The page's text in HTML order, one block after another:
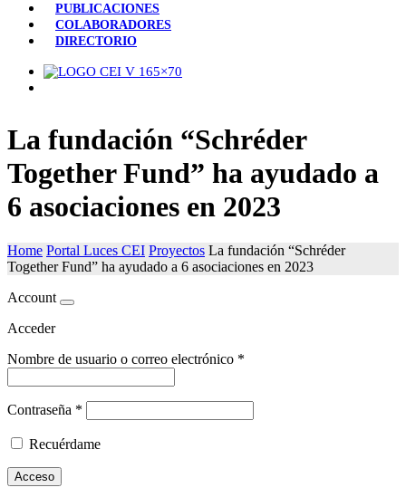
PUBLICACIONES
COLABORADORES
DIRECTORIO
La fundación “Schréder
Together Fund” ha ayudado a
6 asociaciones en 2023
Home Portal Luces CEI Proyectos La fundación “Schréder
Together Fund” ha ayudado a 6 asociaciones en 2023
Account
Acceder
Nombre de usuario o correo electrónico *
Contraseña *
Recuérdame
Acceso